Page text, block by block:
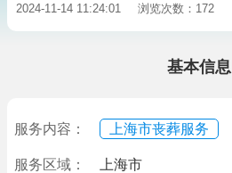
2024-11-14 11:24:01 浏览次数：172
基本信息
服务内容： 上海市丧葬服务
服务区域： 上海市